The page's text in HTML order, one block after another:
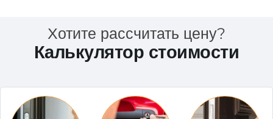
Хотите рассчитать цену?
Калькулятор стоимости